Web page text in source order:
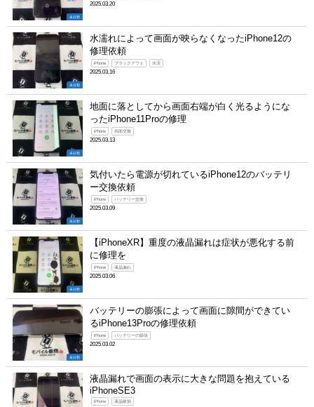
未分類
2025.03.20
未分類
水濡れによって画面が映らなくなったiPhone12の
修理依頼
iPhone ブラックアウト 水没
2025.03.16
未分類
地面に落としてから画面右端が白く光るようにな
ったiPhone11Proの修理
iPhone 画面交換
2025.03.13
未分類
気付いたら電源が切れているiPhone12のバッテリ
ー交換依頼
iPhone バッテリー交換
2025.03.09
未分類
【iPhoneXR】重度の液晶漏れは症状が悪化する前
に修理を
iPhone 液晶漏れ
2025.03.06
未分類
バッテリーの膨張によって画面に隙間ができてい
るiPhone13Proの修理依頼
iPhone バッテリーの膨張
2025.03.02
液晶漏れで画面の表示に大きな問題を抱えている
iPhoneSE3
iPhone 液晶破損